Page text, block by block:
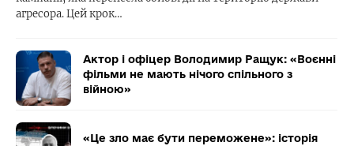
агресора. Цей крок…
Актор і офіцер Володимир Ращук: «Воєнні
фільми не мають нічого спільного з
війною»
«Це зло має бути переможене»: історія